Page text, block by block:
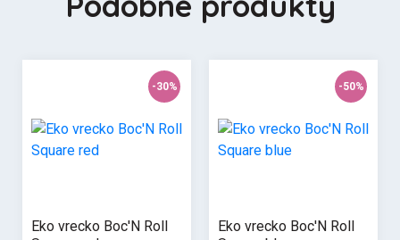
-30%
Eko vrecko Boc'N Roll
-50%
Eko vrecko Boc'N Roll